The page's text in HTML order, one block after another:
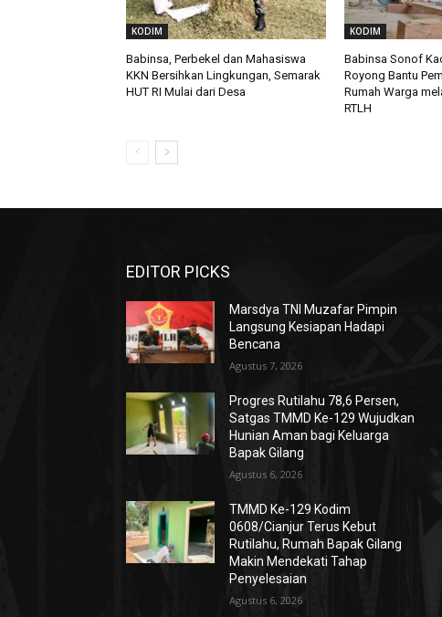
KODIM
Babinsa, Perbekel dan Mahasiswa
KKN Bersihkan Lingkungan, Semarak
HUT RI Mulai dari Desa
KODIM
Babinsa Sonof
Royong Bantu
Rumah Warga
RTLH
EDITOR PICKS
Marsdya TNI Muzafar Pimpin
Langsung Kesiapan Hadapi
Bencana
Agustus 7, 2026
Progres Rutilahu 78,6 Persen,
Satgas TMMD Ke-129 Wujudkan
Hunian Aman bagi Keluarga
Bapak Gilang
Agustus 6, 2026
TMMD Ke-129 Kodim
0608/Cianjur Terus Kebut
Rutilahu, Rumah Bapak Gilang
Makin Mendekati Tahap
Penyelesaian
Agustus 6, 2026